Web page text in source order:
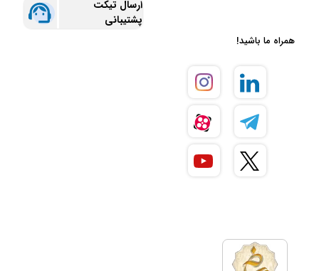
ارسال تیکت
پشتیبانی
همراه ما باشید!